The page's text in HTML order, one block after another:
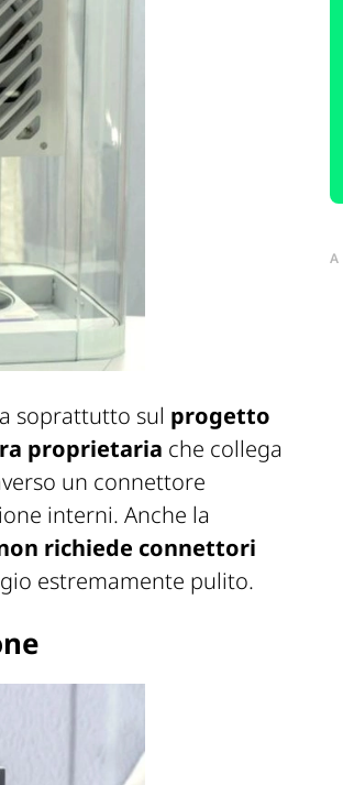
soprattutto sul progetto
proprietaria che collega
un connettore
interni. Anche la
richiede connettori
estremamente pulito.